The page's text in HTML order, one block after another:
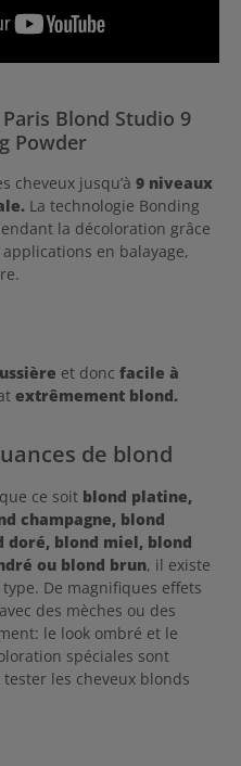
Blond Studio 9
Powder
cheveux jusqu’à 9 niveaux
La technologie Bonding
la décoloration grâce
en balayage,
et donc facile à
extrêmement blond.
de blond
ce soit blond platine,
champagne, blond
doré, blond miel, blond
ou blond brun, il existe
De magnifiques effets
des mèches ou des
le look ombré et le
spéciales sont
les cheveux blonds